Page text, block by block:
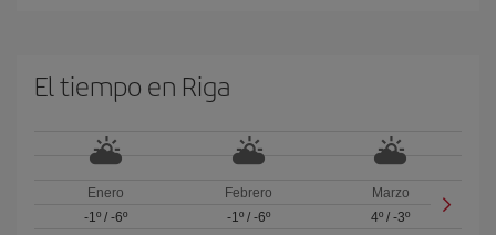
El tiempo en Riga
Enero
-1º/ -6º
Febrero
-1º/ -6º
Marzo
4º /-3º